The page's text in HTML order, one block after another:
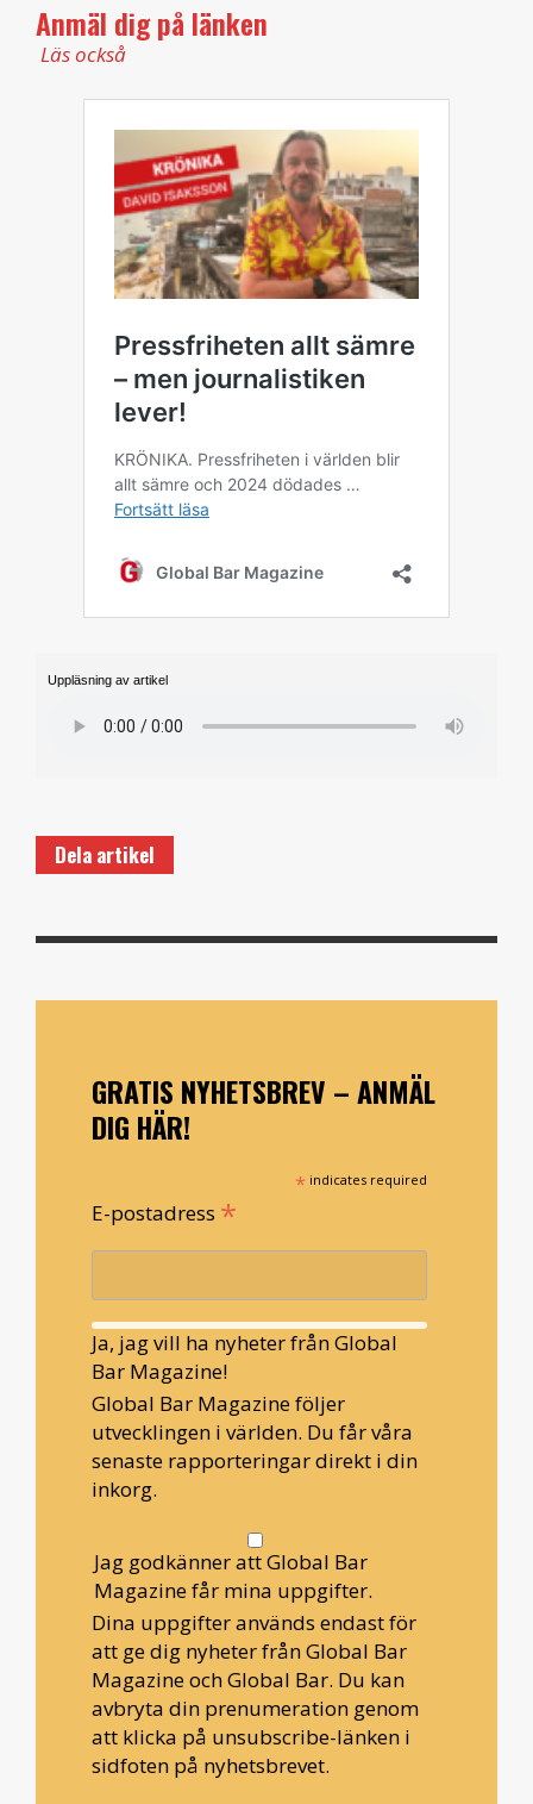
Anmäl dig på länken
Läs också
Uppläsning av artikel
Dela artikel
GRATIS NYHETSBREV – ANMÄL
DIG HÄR!
* indicates required
E-postadress *
Ja, jag vill ha nyheter från Global
Bar Magazine!
Global Bar Magazine följer
utvecklingen i världen. Du får våra
senaste rapporteringar direkt i din
inkorg.
Jag godkänner att Global Bar
Magazine får mina uppgifter.
Dina uppgifter används endast för
att ge dig nyheter från Global Bar
Magazine och Global Bar. Du kan
avbryta din prenumeration genom
att klicka på unsubscribe-länken i
sidfoten på nyhetsbrevet.